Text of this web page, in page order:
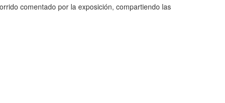
comentado por la exposición, compartiendo las